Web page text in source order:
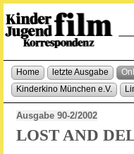
Home letzte Ausgabe
Kinderkino München e.V.
Ausgabe 90-2/2002
LOST AND